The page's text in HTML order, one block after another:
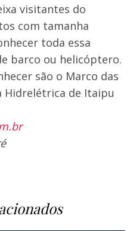
visitantes do
com tamanha
toda essa
barco ou helicóptero.
são o Marco das
Hidrelétrica de Itaipu